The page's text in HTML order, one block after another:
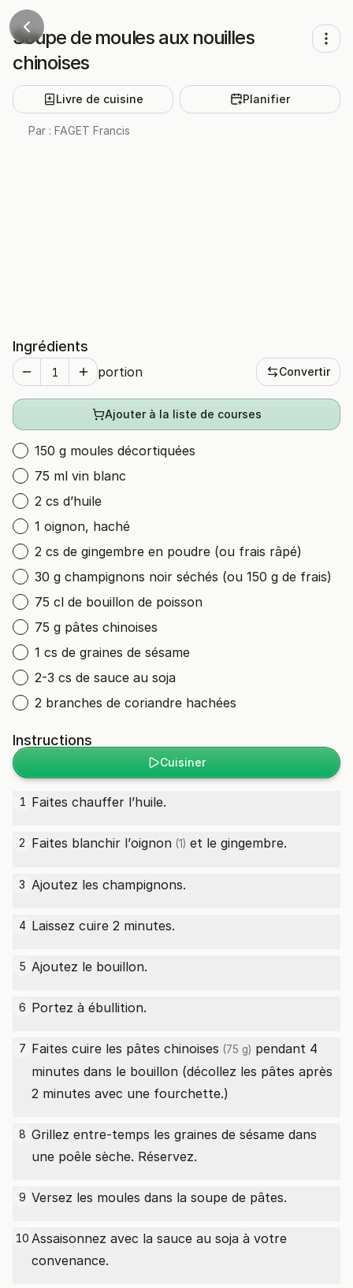
Soupe de moules aux nouilles
chinoises
Livre de cuisine Planifier
Par : FAGET Francis
Ingrédients
portion Convertir
Ajouter à la liste de courses
150 g moules décortiquées
75 ml vin blanc
2 cs d’huile
1 oignon, haché
2 cs de gingembre en poudre (ou frais râpé)
30 g champignons noir séchés (ou 150 g de frais)
75 cl de bouillon de poisson
75 g pâtes chinoises
1 cs de graines de sésame
2-3 cs de sauce au soja
2 branches de coriandre hachées
Instructions
Cuisiner
1 Faites chauffer l’huile.
2 Faites blanchir l’oignon (1) et le gingembre.
3 Ajoutez les champignons.
4 Laissez cuire 2 minutes.
5 Ajoutez le bouillon.
6 Portez à ébullition.
7 Faites cuire les pâtes chinoises (75 g) pendant 4
minutes dans le bouillon (décollez les pâtes après
2 minutes avec une fourchette.)
8 Grillez entre-temps les graines de sésame dans
une poêle sèche. Réservez.
9 Versez les moules dans la soupe de pâtes.
10 Assaisonnez avec la sauce au soja à votre
convenance.